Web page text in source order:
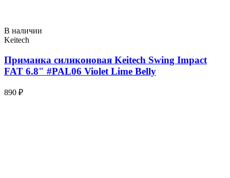
В наличии
Keitech
Приманка силиконовая Keitech Swing Impact
FAT 6.8" #PAL06 Violet Lime Belly
890 ₽